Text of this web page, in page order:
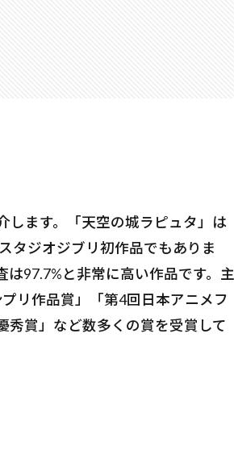
します。「天空の城ラピュタ」は
タジオジブリ初作品でもありま
97.7%と非常に高い作品です。主
リ作品賞」「第4回日本アニメフ
秀賞」など数多くの賞を受賞して